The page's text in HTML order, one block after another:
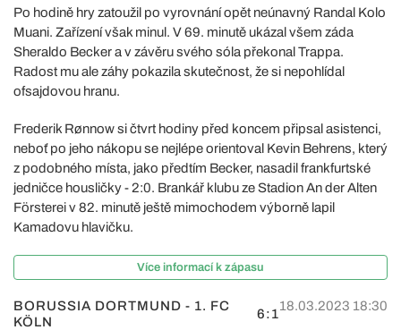
Po hodině hry zatoužil po vyrovnání opět neúnavný Randal Kolo
Muani. Zařízení však minul. V 69. minutě ukázal všem záda
Sheraldo Becker a v závěru svého sóla překonal Trappa.
Radost mu ale záhy pokazila skutečnost, že si nepohlídal
ofsajdovou hranu.
Frederik Rønnow si čtvrt hodiny před koncem připsal asistenci,
neboť po jeho nákopu se nejlépe orientoval Kevin Behrens, který
z podobného místa, jako předtím Becker, nasadil frankfurtské
jedničce housličky - 2:0. Brankář klubu ze Stadion An der Alten
Försterei v 82. minutě ještě mimochodem výborně lapil
Kamadovu hlavičku.
Více informací k zápasu
BORUSSIA DORTMUND - 1. FC
KÖLN
6:1
18.03.2023 18:30